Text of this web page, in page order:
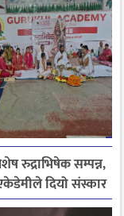
रुद्राभिषेक सम्पन्न,
दियो संस्कार
शिक्षाको सन्देश